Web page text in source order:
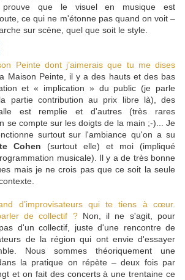
que le visuel en musique est
ce qui ne m'étonne pas quand on voit –
sur scène, quel que soit le style.
Peinte dont j’aimerais que tu me dises
Maison Peinte, il y a des hauts et des bas
et « implication » du public (je parle
partie contribution au prix libre là), des
est remplie et d'autres (très rares
se compte sur les doigts de la main ;-)... Je
surtout sur l'ambiance qu'on a su
Cohen (surtout elle) et moi (impliqué
musicale). Il y a de très bonne
mais je ne crois pas que ce soit la seule
d’improvisateurs qui te tiens à cœur.
de collectif ?Non, il ne s'agit, pour
d'un collectif, juste d'une rencontre de
de la région qui ont envie d'essayer
Nous sommes théoriquement une
la pratique on répète – deux fois par
et on fait des concerts à une trentaine ce